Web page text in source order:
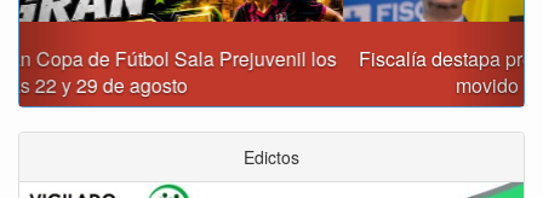
Fiscalía destapa presunta red de corrupción que habría
movido $3,1 billones en regalías
Edictos